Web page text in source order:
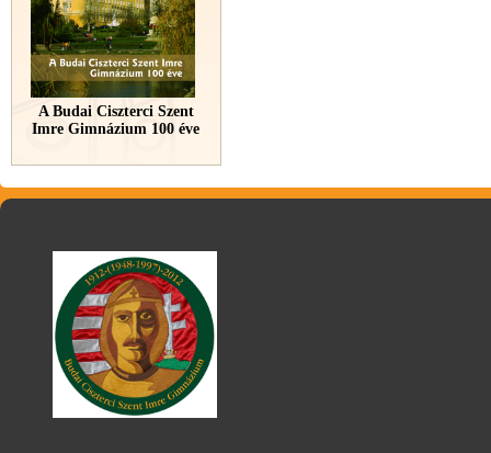
A Budai Ciszterci Szent
Imre Gimnázium 100 éve